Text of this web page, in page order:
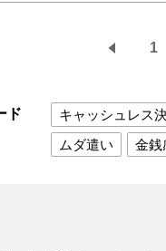
1
ド キャッシュレス
ムダ遣い
金銭